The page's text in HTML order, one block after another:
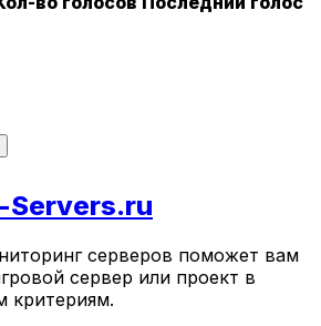
серверов поможет вам
сервер или проект в
критериям.